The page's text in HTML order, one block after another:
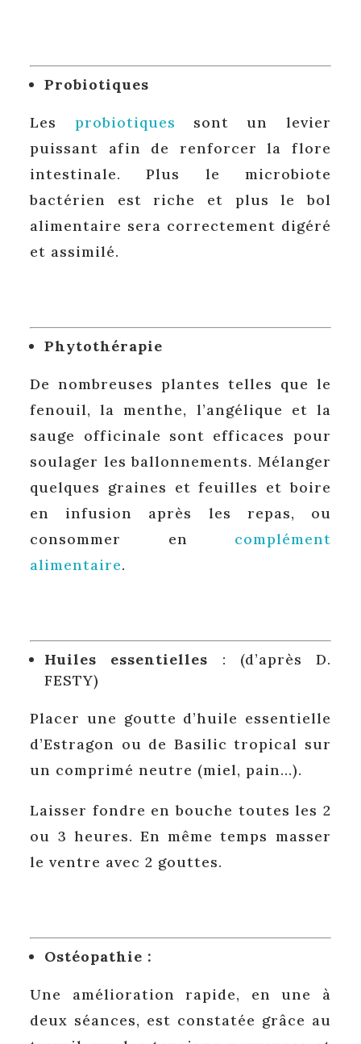
Probiotiques
Les probiotiques sont un levier
puissant afin de renforcer la flore
intestinale. Plus le microbiote
bactérien est riche et plus le bol
alimentaire sera correctement digéré
et assimilé.
Phytothérapie
De nombreuses plantes telles que le
fenouil, la menthe, l’angélique et la
sauge officinale sont efficaces pour
soulager les ballonnements. Mélanger
quelques graines et feuilles et boire
en infusion après les repas, ou
consommer en complément
alimentaire.
Huiles essentielles : (d’après D.
FESTY)
Placer une goutte d’huile essentielle
d’Estragon ou de Basilic tropical sur
un comprimé neutre (miel, pain…).
Laisser fondre en bouche toutes les 2
ou 3 heures. En même temps masser
le ventre avec 2 gouttes.
Ostéopathie :
Une amélioration rapide, en une à
deux séances, est constatée grâce au